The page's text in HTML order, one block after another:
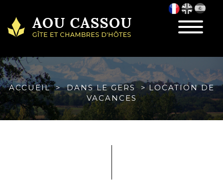
Toggle
ACCUEIL DANS LE GERS
LOCATION DE
VACANCES